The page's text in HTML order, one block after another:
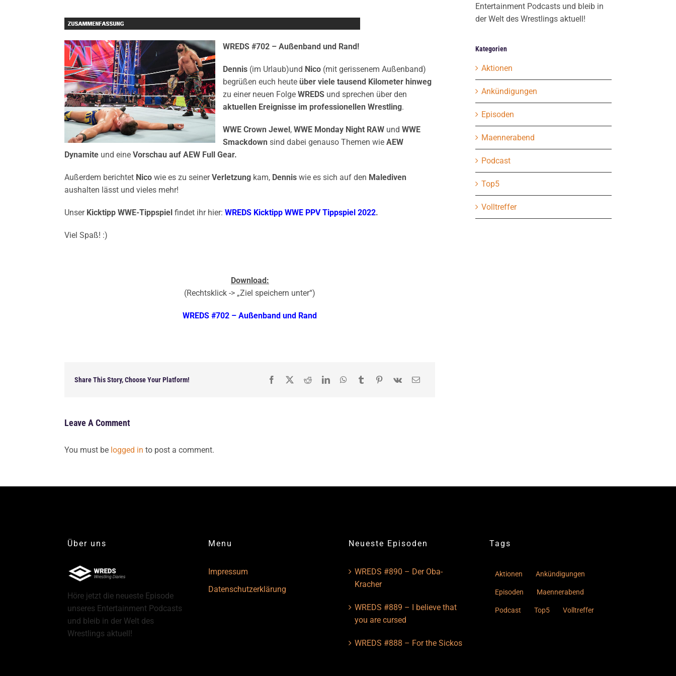
WREDS #702 – Außenband und Rand!
Dennis (im Urlaub)und Nico (mit gerissenem Außenband)
begrüßen euch heuteüber viele tausend Kilometer hinweg
zu einer neuen FolgeWREDS und sprechen über den
aktuellen Ereignisse im professionellen Wrestling.
WWE Crown Jewel, WWE Monday Night RAW und WWE
Smackdownsind dabei genauso Themen wie AEW
Dynamite und eine Vorschau auf AEW Full Gear.
Außerdem berichtet Nico wie es zu seinerVerletzung kam, Dennis wie es sich auf den Malediven
aushalten lässt und vieles mehr!
Unser Kicktipp WWE-Tippspiel findet ihr hier:WREDS Kicktipp WWE PPV Tippspiel 2022.
Viel Spaß! :)
Download:
(Rechtsklick -> „Ziel speichern unter“)
WREDS #702 – Außenband und Rand
Share This Story, Choose Your Platform!
Leave A Comment
You must be logged in to post a comment.
Entertainment Podcasts und bleib in
der Welt des Wrestlings aktuell!
Kategorien
Aktionen
Ankündigungen
Episoden
Maennerabend
Podcast
Top5
Volltreffer
Über uns
Höre jetzt die neueste Episode
unseres Entertainment Podcasts
und bleib in der Welt des
Wrestlings aktuell!
Menu
Impressum
Datenschutzerklärung
Neueste Episoden
WREDS #890 – Der Oba-
Kracher
WREDS #889 – I believe that
you are cursed
WREDS #888 – For the Sickos
Tags
Aktionen Ankündigungen
Episoden Maennerabend
Podcast Top5 Volltreffer